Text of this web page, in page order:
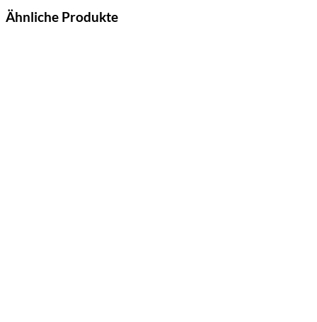
Ähnliche Produkte